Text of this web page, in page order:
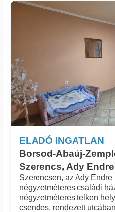
ELADÓ INGATLAN
Borsod-Abaúj-
Szerencs, Ady
Szerencsen, az Ady
négyzetméteres családi
négyzetméteres telken
csendes, rendezett